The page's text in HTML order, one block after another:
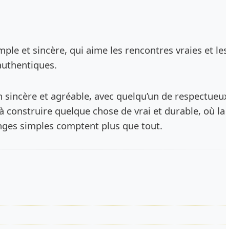
l’annonce
et sincère, qui aime les rencontres vraies et
sincère et agréable, avec quelqu’un de
construire quelque chose de vrai et durable, où la
simples comptent plus que tout.